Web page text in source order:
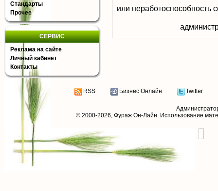
Стандарты
Прочее
СЕРВИС
Реклама на сайте
Личный кабинет
Контакты
или неработоспособность
RSS Бизнес Онлайн Twitter
© 2000-2026, Фураж Он-Лайн. Использование